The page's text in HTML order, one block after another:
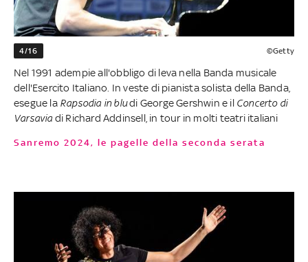
4/16 ©Getty
Nel 1991 adempie all'obbligo di leva nella Banda musicale
dell'Esercito Italiano. In veste di pianista solista della Banda,
esegue la Rapsodia in bludi George Gershwin e il Concerto di
Varsavia di Richard Addinsell, in tour in molti teatri italiani
Sanremo 2024, le pagelle della seconda serata